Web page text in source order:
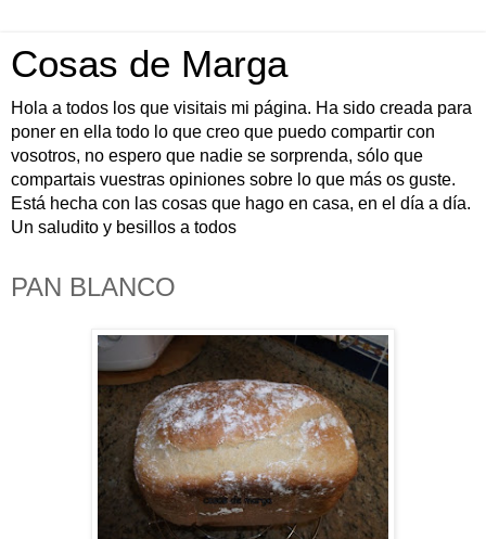
Cosas de Marga
Hola a todos los que visitais mi página. Ha sido creada para
poner en ella todo lo que creo que puedo compartir con
vosotros, no espero que nadie se sorprenda, sólo que
compartais vuestras opiniones sobre lo que más os guste.
Está hecha con las cosas que hago en casa, en el día a día.
Un saludito y besillos a todos
PAN BLANCO